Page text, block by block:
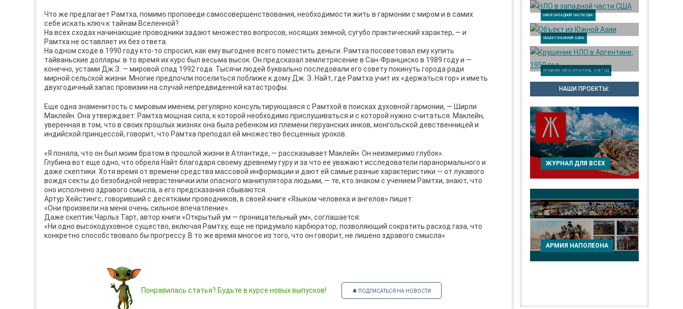
Что же предлагает Рамтха, помимо проповеди самосовершенствования, необходимости жить в гармонии с миром и в самих
себе искать ключ к тайнам Вселенной?
На всех сходах начинающие проводники задают множество вопросов, носящих земной, сугубо практический характер, — и
Рамтха не оставляет их без ответа.
На одном сходе в 1990 году кто-то спросил, как ему выгоднее всего поместить деньги. Рамтха посоветовал ему купить
тайваньские доллары: в то время их курс был весьма высок. Он предсказал землетрясение в Сан-Франциско в 1989 году и —
конечно, устами Дж.З. — мировой спад 1992 года. Тысячи людей буквально последовали его совету покинуть города ради
мирной сельской жизни. Многие предпочли поселиться поближе к дому Дж. З. Найт, где Рамтха учит их «держаться гор» и иметь
двухгодичный запас провизии на случай непредвиденной катастрофы.
Еще одна знаменитость с мировым именем, регулярно консультирующаяся с Рамтхой в поисках духовной гармонии, — Ширли
Маклейн. Она утверждает: Рамтха мощная сила, к которой необходимо прислушиваться и с которой нужно считаться. Маклейн,
уверенная в том, что в своих прошлых жизнях она была ребенком из племени перуанских инков, монгольской девственницей и
индийской принцессой, говорит, что Рамтха преподал ей множество бесценных уроков.
«Я поняла, что он был моим братом в прошлой жизни в Атлантиде, — рассказывает Маклейн. Он неизмеримо глубок».
Глубина вот еще одно, что обрела Найт благодаря своему древнему гуру и за что ее уважают исследователи паранормального и
даже скептики. Хотя время от времени средства массовой информации и дают ей самые разные характеристики — от лукавого
вождя секты до безобидной неврастенички или опасного манипулятора людьми, — те, кто знаком с учением Рамтхи, знают, что
оно исполнено здравого смысла, а его предсказания сбываются.
Артур Хейстингс, говоривший с десятками проводников, в своей книге «Языком человека и ангелов» пишет:
«Они произвели на меня очень сильное впечатление».
Даже скептик Чарльз Тарт, автор книги «Открытый ум — проницательный ум», соглашается:
«Ни одно высокодуховное существо, включая Рамтху, еще не придумало карбюратор, позволяющий сократить расход газа, что
конкретно способствовало бы прогрессу. В то же время многое из того, что он говорит, не лишено здравого смысла».
Понравилась статья? Будьте в курсе новых выпусков! 🔔 ПОДПИСАТЬСЯ НА НОВОСТИ
НЛО В ЗАПАДНОЙ ЧАСТИ США
ОБЪЕКТ В ЮЖНОЙ АЗИИ
КРУШЕНИЕ НЛО В АРГЕНТИНЕ, 1950 ГОД
НАШИ ПРОЕКТЫ:
ЖУРНАЛ ДЛЯ ВСЕХ
АРМИЯ НАПОЛЕОНА